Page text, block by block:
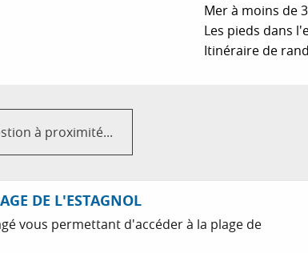
Mer à moins de
Les pieds dans
Itinéraire de
à proximité...
DE L'ESTAGNOL
vous permettant d'accéder à la plage de